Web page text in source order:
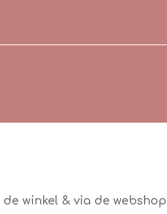
winkel & via de webshop